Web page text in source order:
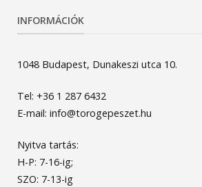
INFORMÁCIÓK
1048 Budapest, Dunakeszi utca 10.
Tel: +36 1 287 6432
E-mail: info@torogepeszet.hu
Nyitva tartás:
H-P: 7-16-ig;
SZO: 7-13-ig